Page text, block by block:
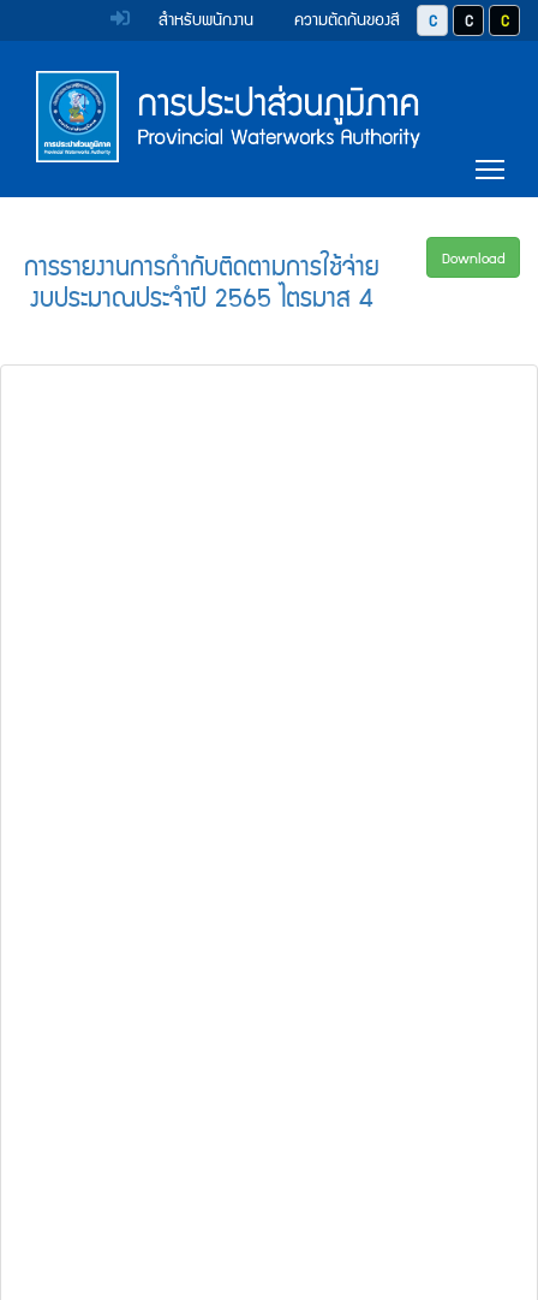
หน้า
แรก
(การ
ประปา
ส่วน
ภูมิภาค)
ไป
ยัง
เนื้อหา
(Skip
to
content)
ข้าม
เมนู
(Skip
Menu
สำหรับพนักงาน ความตัดกันของสี ปุ่มปรับสีตัวอักษร
ปุ่มปรับสีตั
ปุ่มป
ตรา
สัญลักษณ์
และ
ค่า
การ
ประปา
ส่วน
ภูมิภาค
ตรา
สัญลักษณ์
และ
ค่า
การ
ประปา
ส่วน
Main
Menu
การรายงานการกำกับติดตามการใช้จ่าย
งบประมาณประจำปี 2565 ไตรมาส 4
Download